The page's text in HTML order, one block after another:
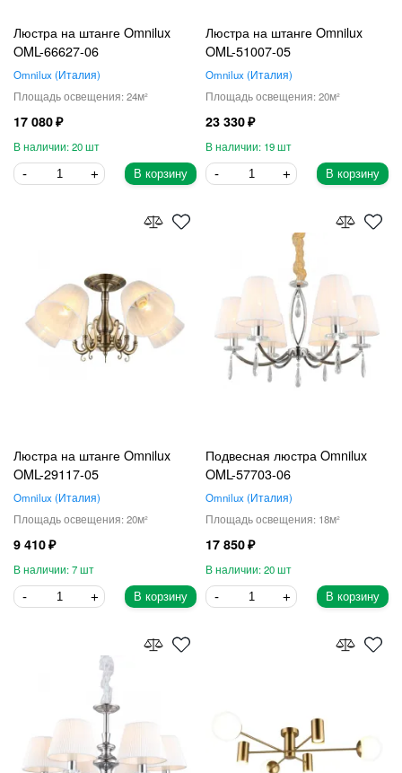
Люстра на штанге Omnilux
OML-66627-06
Omnilux Италия
24
17 080
20
В корзину
Люстра на штанге Omnilux
OML-51007-05
Omnilux Италия
20
23 330
19
В корзину
Люстра на штанге Omnilux
OML-29117-05
Omnilux Италия
20
9 410
7
В корзину
Подвесная люстра Omnilux
OML-57703-06
Omnilux Италия
18
17 850
20
В корзину